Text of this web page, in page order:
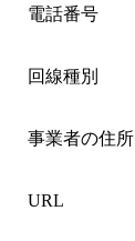
電話番号
回線種別
事業者の住所
URL